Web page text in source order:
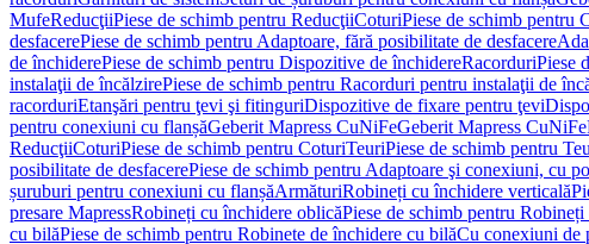
MufeReducţiiPiese de schimb pentru ReducţiiCoturiPiese de schimb pentru
desfacerePiese de schimb pentru Adaptoare, fără posibilitate de desfacere
de închiderePiese de schimb pentru Dispozitive de închidereRacorduriPiese
instalaţii de încălzirePiese de schimb pentru Racorduri pentru instalaţii de
racorduriEtanşări pentru ţevi şi fitinguriDispozitive de fixare pentru ţevi
pentru conexiuni cu flanșăGeberit Mapress CuNiFeGeberit Mapress CuNiFe
ReducţiiCoturiPiese de schimb pentru CoturiTeuriPiese de schimb pentru
posibilitate de desfacerePiese de schimb pentru Adaptoare şi conexiuni, cu
șuruburi pentru conexiuni cu flanșăArmăturiRobineți cu închidere verticală
presare MapressRobineți cu închidere oblicăPiese de schimb pentru
cu bilăPiese de schimb pentru Robinete de închidere cu bilăCu conexiuni de